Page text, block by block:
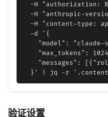
-H "authorization:
-H "anthropic-
-H "content-type:
  -d '{
"model": "claude-
"max_tokens":
"messages":
验证设置